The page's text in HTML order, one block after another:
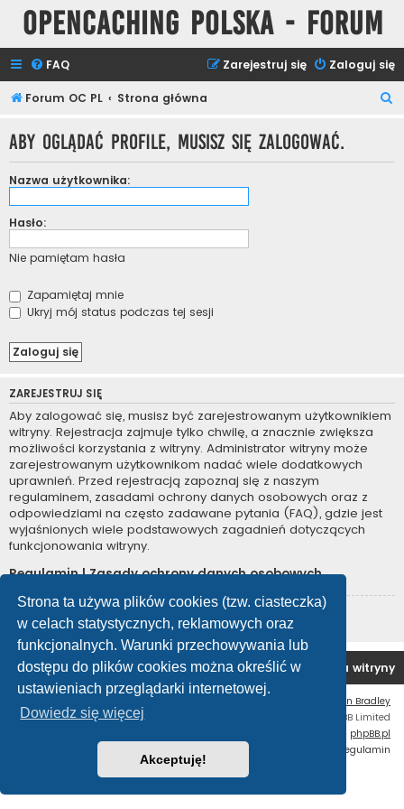
Strona ta używa plików cookies (tzw. ciasteczka)
w celach statystycznych, reklamowych oraz
funkcjonalnych. Warunki przechowywania lub
dostępu do plików cookies można określić w
ustawieniach przeglądarki internetowej.
Dowiedz się więcej
Akceptuję!
Opencaching Polska - Forum
FAQ Zaloguj się
Zarejestruj się
Forum OC PL Strona główna
k
Aby oglądać profile, musisz się zalogować.
Nazwa użytkownika:
Hasło:
Nie pamiętam hasła
Zapamiętaj mnie
Ukryj mój status podczas tej sesji
ZAREJESTRUJ SIĘ
Aby zalogować się, musisz być zarejestrowanym użytkownikiem
witryny. Rejestracja zajmuje tylko chwilę, a znacznie zwiększa
możliwości korzystania z witryny. Administrator witryny może
zarejestrowanym użytkownikom nadać wiele dodatkowych
uprawnień. Przed rejestracją zapoznaj się z naszym
regulaminem, zasadami ochrony danych osobowych oraz z
odpowiedziami na często zadawane pytania (FAQ), gdzie jest
wyjaśnionych wiele podstawowych zagadnień dotyczących
funkcjonowania witryny.
Regulamin|Zasady ochrony danych osobowych
Zarejestruj się
Forum OC PL Strona główna Usuń ciasteczka witryny
Ian Bradley
Technologię dostarcza
® Forum Software © phpBB Limited
phpBB.pl
Regulamin